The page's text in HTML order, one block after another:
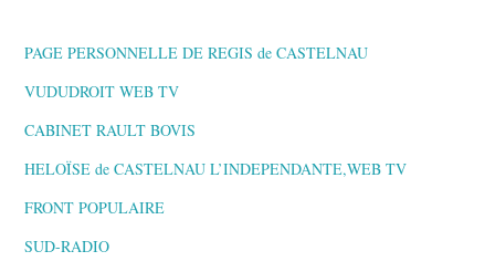
PAGE PERSONNELLE DE REGIS de CASTELNAU
VUDUDROIT WEB TV
CABINET RAULT BOVIS
HELOÏSE de CASTELNAU L’INDEPENDANTE,WEB TV
FRONT POPULAIRE
SUD-RADIO